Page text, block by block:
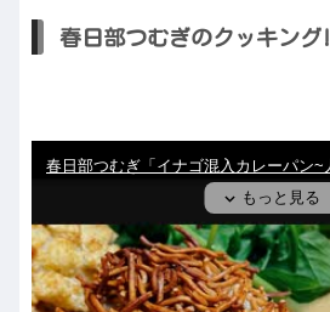
春日部つむぎのクッキング!